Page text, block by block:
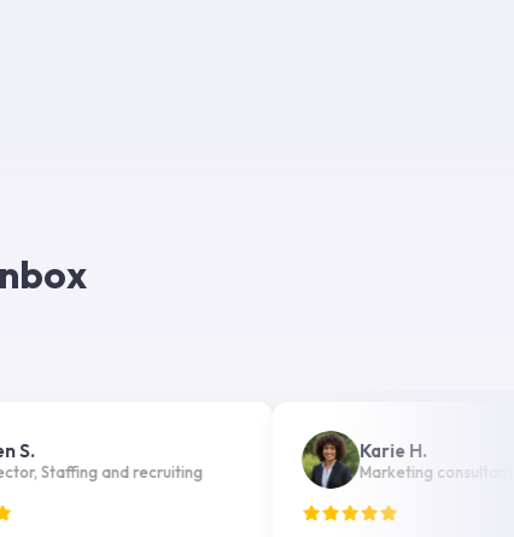
and recruiting
Karie H.
Marketing consultant